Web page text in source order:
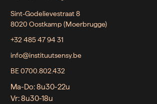
Sint-Godelievestraat 8
8020 Oostkamp (Moerbrugge)
+32 485 47 94 31
info@instituutsensy.be
BE 0700.802.432
Ma-Do: 8u30-22u
Vr: 8u30-18u